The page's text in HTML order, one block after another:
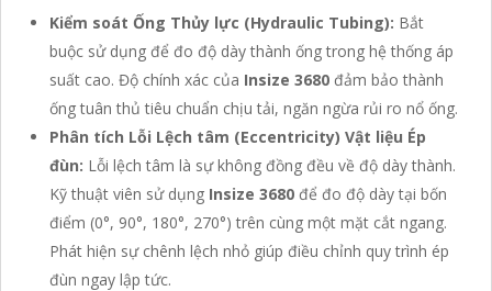
Kiểm soát Ống Thủy lực (Hydraulic Tubing): Bắt
buộc sử dụng để đo độ dày thành ống trong hệ thống áp
suất cao. Độ chính xác của Insize 3680 đảm bảo thành
ống tuân thủ tiêu chuẩn chịu tải, ngăn ngừa rủi ro nổ ống.
Phân tích Lỗi Lệch tâm (Eccentricity) Vật liệu Ép
đùn: Lỗi lệch tâm là sự không đồng đều về độ dày thành.
Kỹ thuật viên sử dụng Insize 3680 để đo độ dày tại bốn
điểm (0°, 90°, 180°, 270°) trên cùng một mặt cắt ngang.
Phát hiện sự chênh lệch nhỏ giúp điều chỉnh quy trình ép
đùn ngay lập tức.